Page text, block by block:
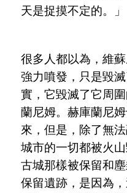
天是捉摸不定的。
」
很多人都以為，維
強力噴發，只是毀
實，它毀滅了它周
蘭尼姆。赫庫蘭尼
來，但是，除了無
城市的一切都被火
古城那樣被保留和
保留遺跡，是因為